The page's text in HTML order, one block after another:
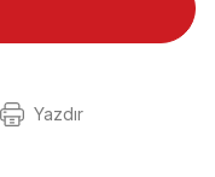
Yazdır